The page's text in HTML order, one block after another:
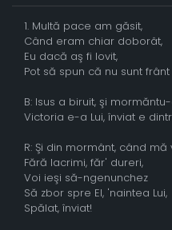
1. Multă pace am găsit,
Când eram chiar doborât,
Eu dacă aş fi lovit,
Pot să spun că nu sunt frânt
B: Isus a biruit, şi
Victoria e-a Lui, înviat e
R: Şi din mormânt, când
Fără lacrimi, făr' dureri,
Voi ieşi să-ngenunchez
Să zbor spre El, 'naintea Lui,
Spălat, înviat!